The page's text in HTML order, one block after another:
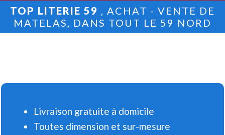
TOP LITERIE 59 , ACHAT - VENTE DE
MATELAS, DANS TOUT LE 59 NORD
Livraison gratuite à domicile
Toutes dimension et sur-mesure